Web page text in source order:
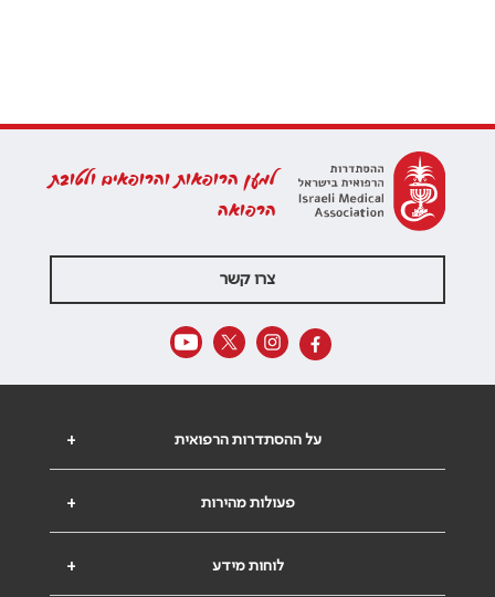
למען הרופאות והרופאים ולטובת
הרפואה
צרו קשר
+ על ההסתדרות הרפואית
+ פעולות מהירות
+ לוחות מידע